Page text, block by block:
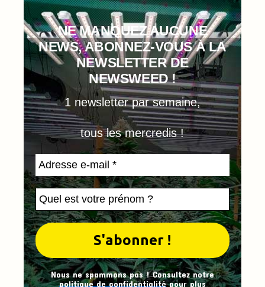
NE MANQUEZ AUCUNE
NEWS, ABONNEZ-VOUS À LA
NEWSLETTER DE
NEWSWEED !
1 newsletter par semaine,
tous les mercredis !
Nous ne spammons pas ! Consultez notre
politique de confidentialitépour plus